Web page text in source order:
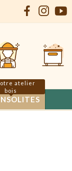
atelier
bois